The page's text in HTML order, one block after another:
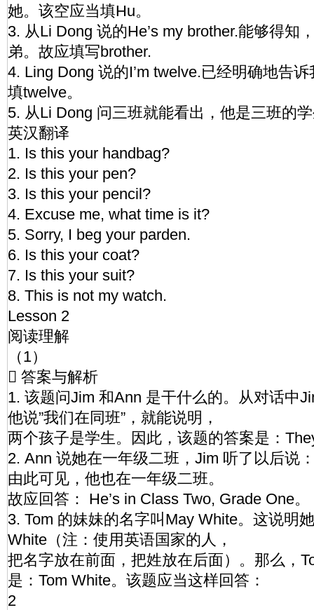
她。该空应当填Hu。
3. 从Li Dong 说的He’s my brother.能够得知
弟。故应填写brother.
4. Ling Dong 说的I’m twelve.已经明确地告
填twelve。
5. 从Li Dong 问三班就能看出，他是三班的
英汉翻译
1. Is this your handbag?
2. Is this your pen?
3. Is this your pencil?
4. Excuse me, what time is it?
5. Sorry, I beg your parden.
6. Is this your coat?
7. Is this your suit?
8. This is not my watch.
Lesson 2
阅读理解
（1）
 答案与解析
1. 该题问Jim 和Ann 是干什么的。从对话中
他说”我们在同班”，就能说明，
两个孩子是学生。因此，该题的答案是：
2. Ann 说她在一年级二班，Jim 听了以后说
由此可见，他也在一年级二班。
故应回答： He’s in Class Two, Grade One。
3. Tom 的妹妹的名字叫May White。这说明
White（注：使用英语国家的人，
把名字放在前面，把姓放在后面）。那么，
是：Tom White。该题应当这样回答：
2